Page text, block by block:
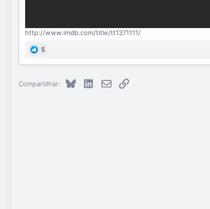
http://www.imdb.com/title/tt1371111/
5
Compartilhar: Bluesky LinkedInE-mailLink